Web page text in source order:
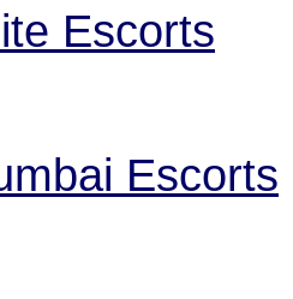
Escorts
Escorts